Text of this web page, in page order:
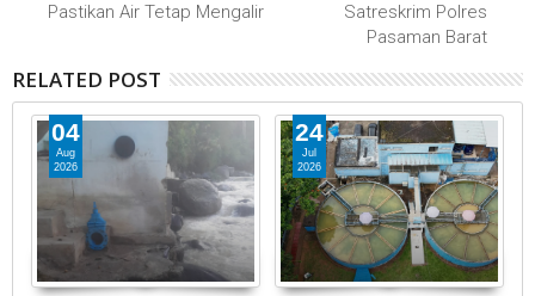
Pastikan Air Tetap Mengalir
Satreskrim Polres
Pasaman Barat
RELATED POST
04
Aug
2026
24
Jul
2026